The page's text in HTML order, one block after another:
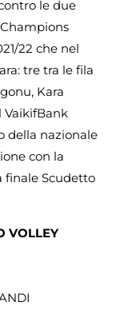
le due
22 che nel
tre tra le fila
Kara
VaikifBank
della nazionale
con la
finale Scudetto
VOLLEY